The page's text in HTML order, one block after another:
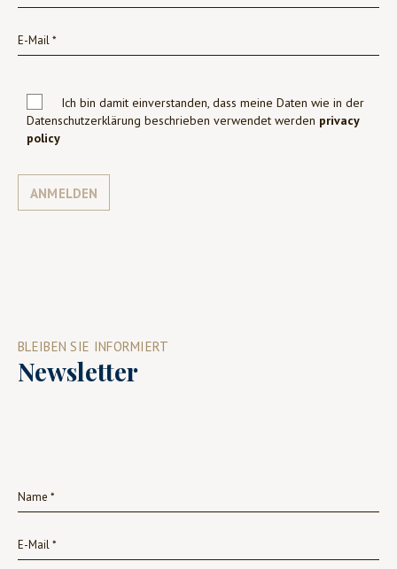
Ich bin damit einverstanden, dass meine Daten wie in der
Datenschutzerklärung beschrieben verwendet werden privacy
policy
ANMELDEN
BLEIBEN SIE INFORMIERT
Newsletter